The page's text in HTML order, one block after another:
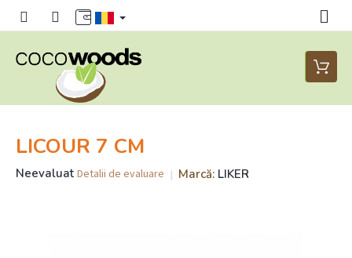
Coş
de
LICOUR 7 CM
Evaluarea
Neevaluat Detalii de evaluare Marcă: LIKER